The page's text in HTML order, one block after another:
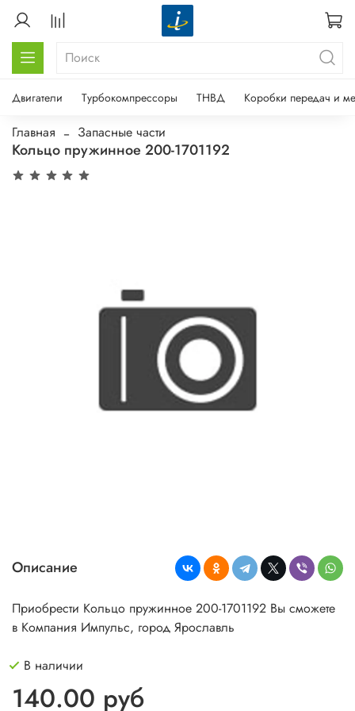
Двигатели Турбокомпрессоры ТНВД Коробки передач и
Главная Запасные части
Кольцо пружинное 200-1701192
Описание
Приобрести Кольцо пружинное 200-1701192 Вы сможете
в Компания Импульс, город Ярославль
В наличии
140.00 руб